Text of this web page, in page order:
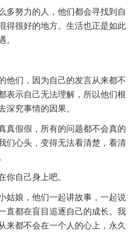
多努力的人，他们都会寻找到自
得很好的地方。生活也正是如此
。
他们，因为自己的发言从来都不
表示自己无法理解，所以他们根
深究事情的因果。
真假假，所有的问题都不会真的
们心头，变得无法看清楚，看清
你自己身上吧。
姑娘，他们一起讲故事，一起说
直都在盲目追逐自己的成长。我
来都不会在一个人的心上，永久